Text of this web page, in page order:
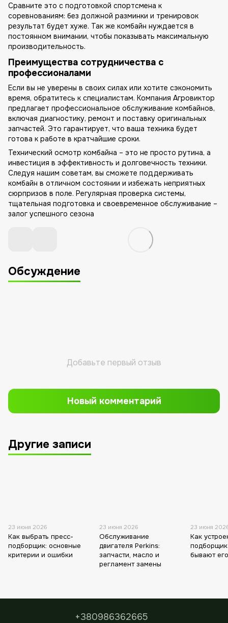
Сравните это с подготовкой спортсмена к
соревнованиям: без должной разминки и тренировок
результат будет хуже. Так же комбайн нуждается в
постоянном внимании, чтобы показывать максимальную
производительность.
Преимущества сотрудничества с
профессионалами
Если вы не уверены в своих силах или хотите сэкономить
время, обратитесь к специалистам. Компания Агровиктор
предлагает профессиональное обслуживание комбайнов,
включая диагностику, ремонт и поставку оригинальных
запчастей. Это гарантирует, что ваша техника будет
готова к работе в кратчайшие сроки.
Технический осмотр комбайна – это не просто рутина, а
инвестиция в эффективность и долговечность техники.
Следуя нашим советам, вы сможете поддерживать
комбайн в отличном состоянии и избежать неприятных
сюрпризов в поле. Регулярная проверка системы,
тщательная подготовка и своевременное обслуживание –
залог успешного сезона
Обсуждение
Добавьте первый отзыв
Новый комментарий
Другие записи
23 июня 2026
Как выбрать пресс-
подборщик: основные
критерии и ошибки
23 июня 2026
Обслуживание
двигателя Perkins:
запчасти, масло и
регламент замены
23 июня
Как
бывают
+380986362665